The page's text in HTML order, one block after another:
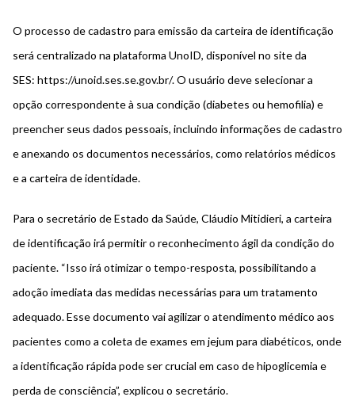
O processo de cadastro para emissão da carteira de identificação
será centralizado na plataforma UnoID, disponível no site da
SES: https://unoid.ses.se.gov.br/. O usuário deve selecionar a
opção correspondente à sua condição (diabetes ou hemofilia) e
preencher seus dados pessoais, incluindo informações de cadastro
e anexando os documentos necessários, como relatórios médicos
e a carteira de identidade.
Para o secretário de Estado da Saúde, Cláudio Mitidieri, a carteira
de identificação irá permitir o reconhecimento ágil da condição do
paciente. “Isso irá otimizar o tempo-resposta, possibilitando a
adoção imediata das medidas necessárias para um tratamento
adequado. Esse documento vai agilizar o atendimento médico aos
pacientes como a coleta de exames em jejum para diabéticos, onde
a identificação rápida pode ser crucial em caso de hipoglicemia e
perda de consciência”, explicou o secretário.